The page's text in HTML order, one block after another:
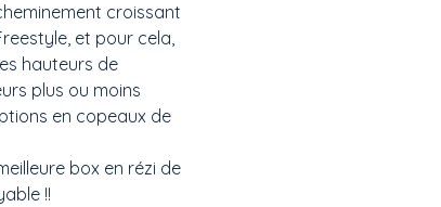
croissant
et pour cela,
hauteurs de
plus ou moins
en copeaux de
box en rézi de
!!